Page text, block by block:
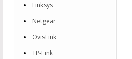
Linksys
Netgear
OvisLink
TP-Link